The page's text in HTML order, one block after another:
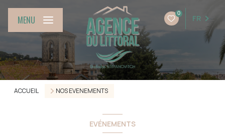
0
FR
MENU
ACCUEIL NOS EVENEMENTS
EVÉNEMENTS